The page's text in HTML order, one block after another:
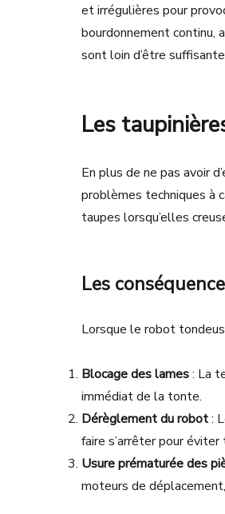
et irrégulières pour
bourdonnement continu,
sont loin d’être
Les
En plus de ne pas avoir
problèmes techniques à
taupes lorsqu’elles
Les
Lorsque le robot
Blocage des lames: La
immédiat de la tonte.
Dérèglement du robot:
faire s’arrêter pour
Usure prématurée des
moteurs de